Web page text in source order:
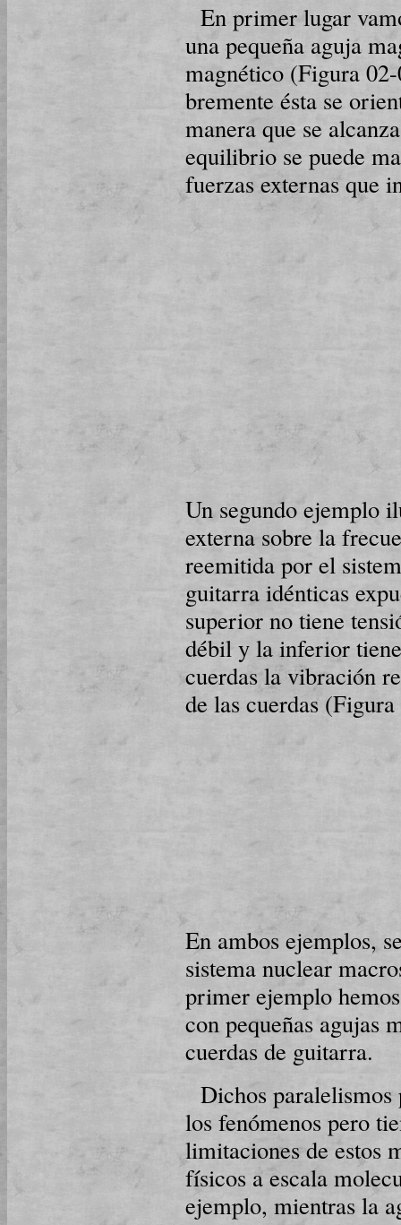
En primer lugar
una pequeña aguja
magnético (Figura
bre­men­te ésta se
manera que se
equilibrio se puede
fuerzas ex­ter­nas que
Un segundo ejemplo
externa sobre la
reemitida por el
guitarra idénticas
superior no tiene
débil y la inferior
cuerdas la vibración
de las cu­er­das
En ambos ejemplos,
sistema nuclear
primer ejemplo
con pequeñas agujas
cuerdas de gui­tarra.
Dichos
los fe­nó­me­nos pero
limitaciones de estos
físicos a escala
ejemplo, mi­en­tras la